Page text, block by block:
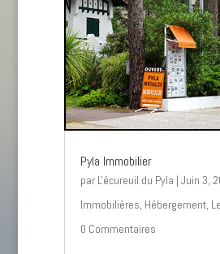
Pyla Immobilier
par L'écureuil du Pyla | Juin 3,
Immobilières, Hébergement,
0 Commentaires